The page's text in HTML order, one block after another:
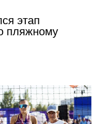
этап
пляжному